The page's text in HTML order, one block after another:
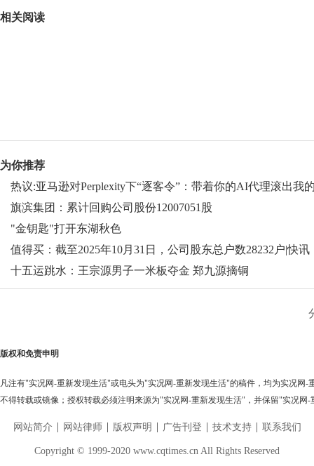
相关阅读
为你推荐
热议:亚马逊对Perplexity下“逐客令”：带着你的AI代理滚出我
地盘
旗滨集团：累计回购公司股份12007051股
"金钥匙"打开东湖秋色
值得买：截至2025年10月31日，公司股东总户数28232户|快讯
十五运跳水：王宗源男子一米板夺金 郑九源摘铜
版权和免责申明
凡注有"实况网-重新发现生活"或电头为"实况网-重新发现生活"的稿件，均为实况网-
不得转载或镜像；授权转载必须注明来源为"实况网-重新发现生活"，并保留"实况网
网站简介 网站律师 版权声明 广告刊登 技术支持 联系我们
Copyright © 1999-2020 www.cqtimes.cn All Rights Reserved